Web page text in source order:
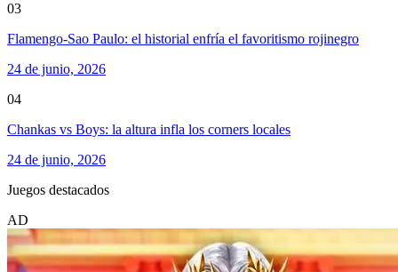
03
Flamengo-Sao Paulo: el historial enfría el favoritismo rojinegro
24 de junio, 2026
04
Chankas vs Boys: la altura infla los corners locales
24 de junio, 2026
Juegos destacados
AD